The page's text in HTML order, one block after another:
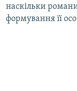
наскільки
формування її